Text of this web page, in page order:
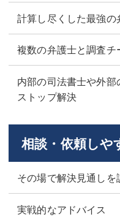
計算し尽くした最強の
複数の弁護士と調査チ
内部の司法書士や外
ストップ解決
相談・依頼しや
その場で解決見通しを
実戦的なアドバイス